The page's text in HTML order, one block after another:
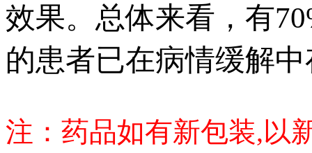
效果。总体来看，有
的患者已在病情缓解
注：药品如有新包装,以